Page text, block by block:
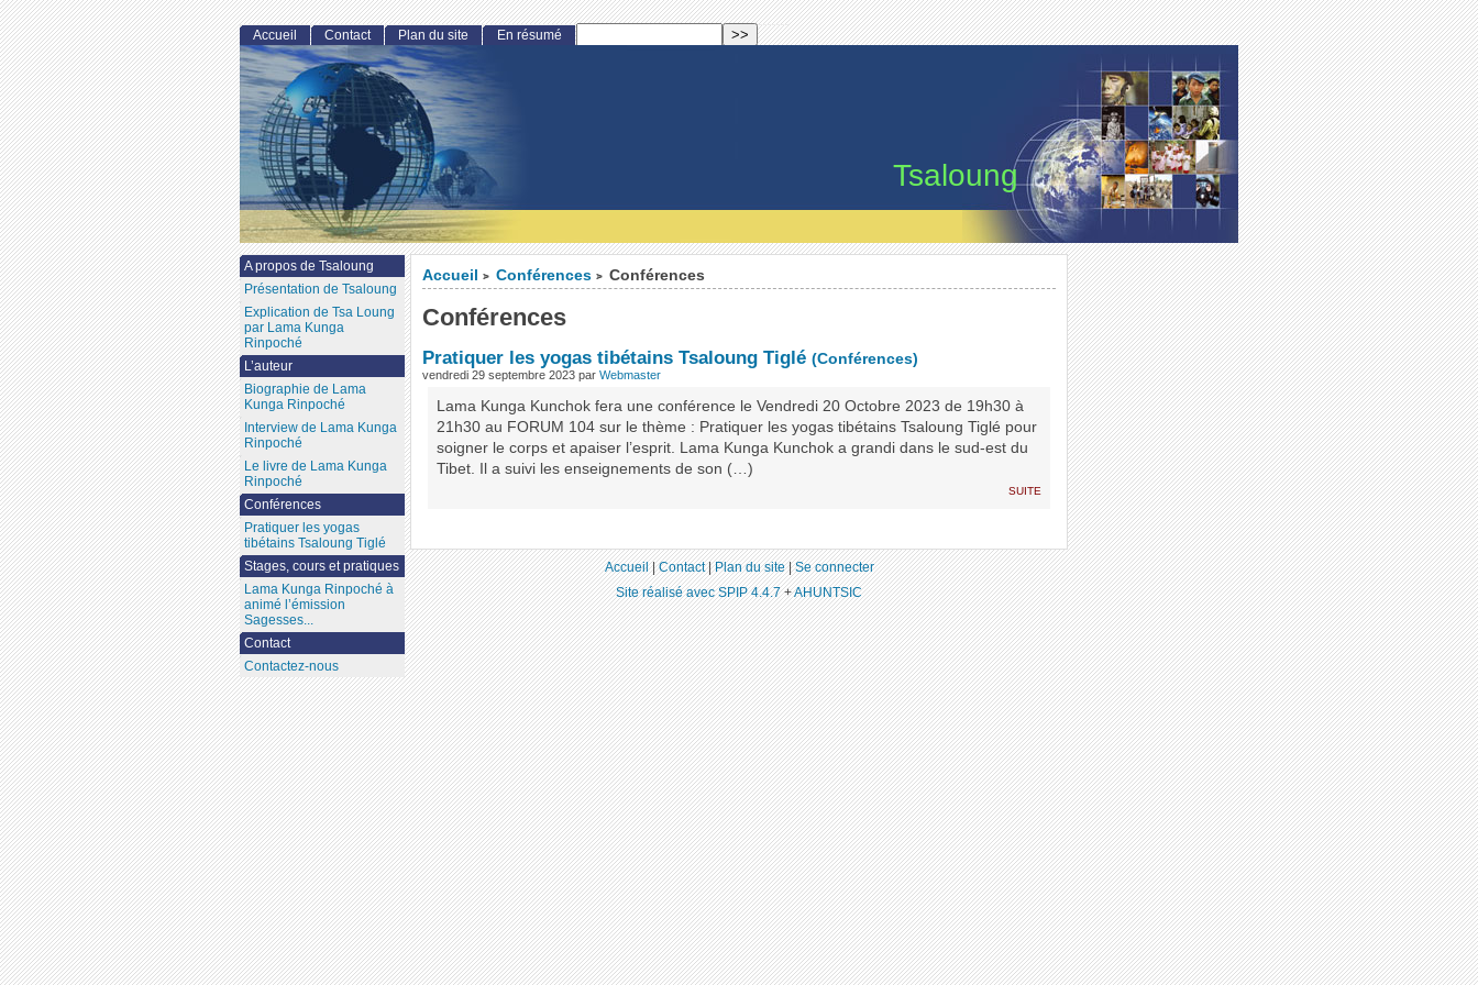
Tsaloung
Accueil > Conférences > Conférences
Conférences
Pratiquer les yogas tibétains Tsaloung Tiglé (Conférences)
vendredi 29 septembre 2023 par Webmaster
Lama Kunga Kunchok fera une conférence le Vendredi 20 Octobre 2023 de 19h30 à
21h30 au FORUM 104 sur le thème : Pratiquer les yogas tibétains Tsaloung Tiglé pour
soigner le corps et apaiser l’esprit. Lama Kunga Kunchok a grandi dans le sud-est du
Tibet. Il a suivi les enseignements de son (…)
suite
Accueil Contact Plan du site En résumé
A propos de Tsaloung
Présentation de Tsaloung
Explication de Tsa Loung
par Lama Kunga
Rinpoché
L’auteur
Biographie de Lama
Kunga Rinpoché
Interview de Lama Kunga
Rinpoché
Le livre de Lama Kunga
Rinpoché
Conférences
Pratiquer les yogas
tibétains Tsaloung Tiglé
Stages, cours et pratiques
Lama Kunga Rinpoché à
animé l’émission
Sagesses...
Contact
Contactez-nous
Accueil|Contact|Plan du site|Se connecter
Site réalisé avec SPIP 4.4.7+AHUNTSIC